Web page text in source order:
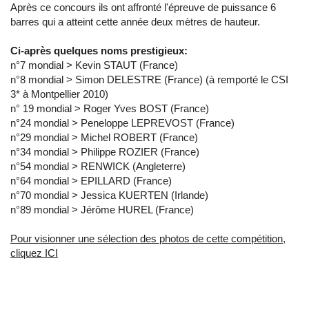
Après ce concours ils ont affronté l'épreuve de puissance 6
barres qui a atteint cette année deux mètres de hauteur.
Ci-après quelques noms prestigieux:
n°7 mondial > Kevin STAUT (France)
n°8 mondial > Simon DELESTRE (France) (à remporté le CSI
3* à Montpellier 2010)
n° 19 mondial > Roger Yves BOST (France)
n°24 mondial > Peneloppe LEPREVOST (France)
n°29 mondial > Michel ROBERT (France)
n°34 mondial > Philippe ROZIER (France)
n°54 mondial > RENWICK (Angleterre)
n°64 mondial > EPILLARD (France)
n°70 mondial > Jessica KUERTEN (Irlande)
n°89 mondial > Jérôme HUREL (France)
Pour visionner une sélection des photos de cette compétition,
cliquez ICI